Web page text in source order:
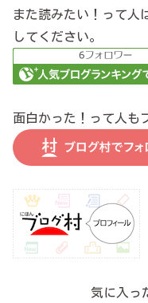
また読みたい！って人
してください。
面白かった！って人も
気に入っ